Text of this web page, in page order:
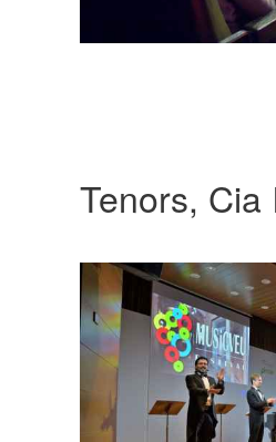
Tenors, Cia